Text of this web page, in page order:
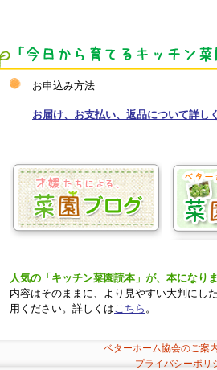
お申込み方法
お届け、お支払い、返品について詳し
人気の「キッチン菜園読本」が、本になり
内容はそのままに、より見やすい大判にし
用ください。詳しくはこちら 。
ベターホーム協会のご案
プライバシーポリ